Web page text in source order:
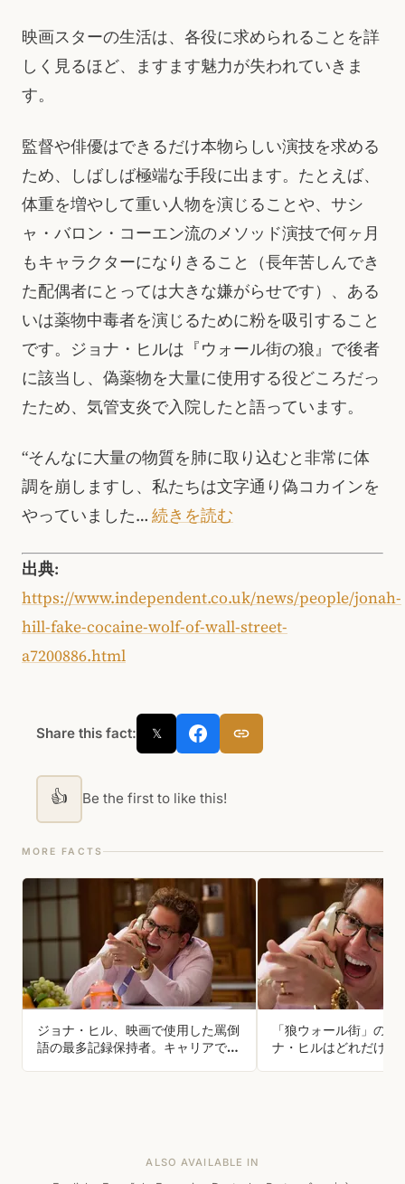
映画スターの生活は、各役に求められることを詳
しく見るほど、ますます魅力が失われていきま
す。
監督や俳優はできるだけ本物らしい演技を求める
ため、しばしば極端な手段に出ます。たとえば、
体重を増やして重い人物を演じることや、サシ
ャ・バロン・コーエン流のメソッド演技で何ヶ月
もキャラクターになりきること（長年苦しんでき
た配偶者にとっては大きな嫌がらせです）、ある
いは薬物中毒者を演じるために粉を吸引すること
です。ジョナ・ヒルは『ウォール街の狼』で後者
に該当し、偽薬物を大量に使用する役どころだっ
たため、気管支炎で入院したと語っています。
“そんなに大量の物質を肺に取り込むと非常に体
調を崩しますし、私たちは文字通り偽コカインを
やっていました… 続きを読む
出典:
https://www.independent.co.uk/news/people/jonah-
hill-fake-cocaine-wolf-of-wall-street-
a7200886.html
Share this fact: 𝕏
👍 Be the first to like this!
MORE FACTS
ジョナ・ヒル、映画で使用した罵倒
語の最多記録保持者。キャリアで
「狼ウォール街」の
ナ・ヒルはどれだけの
ALSO AVAILABLE IN